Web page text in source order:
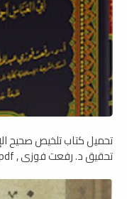
تحميل كتاب تلخيص صحيح
تحقيق د. رفعت فوزي , pdf